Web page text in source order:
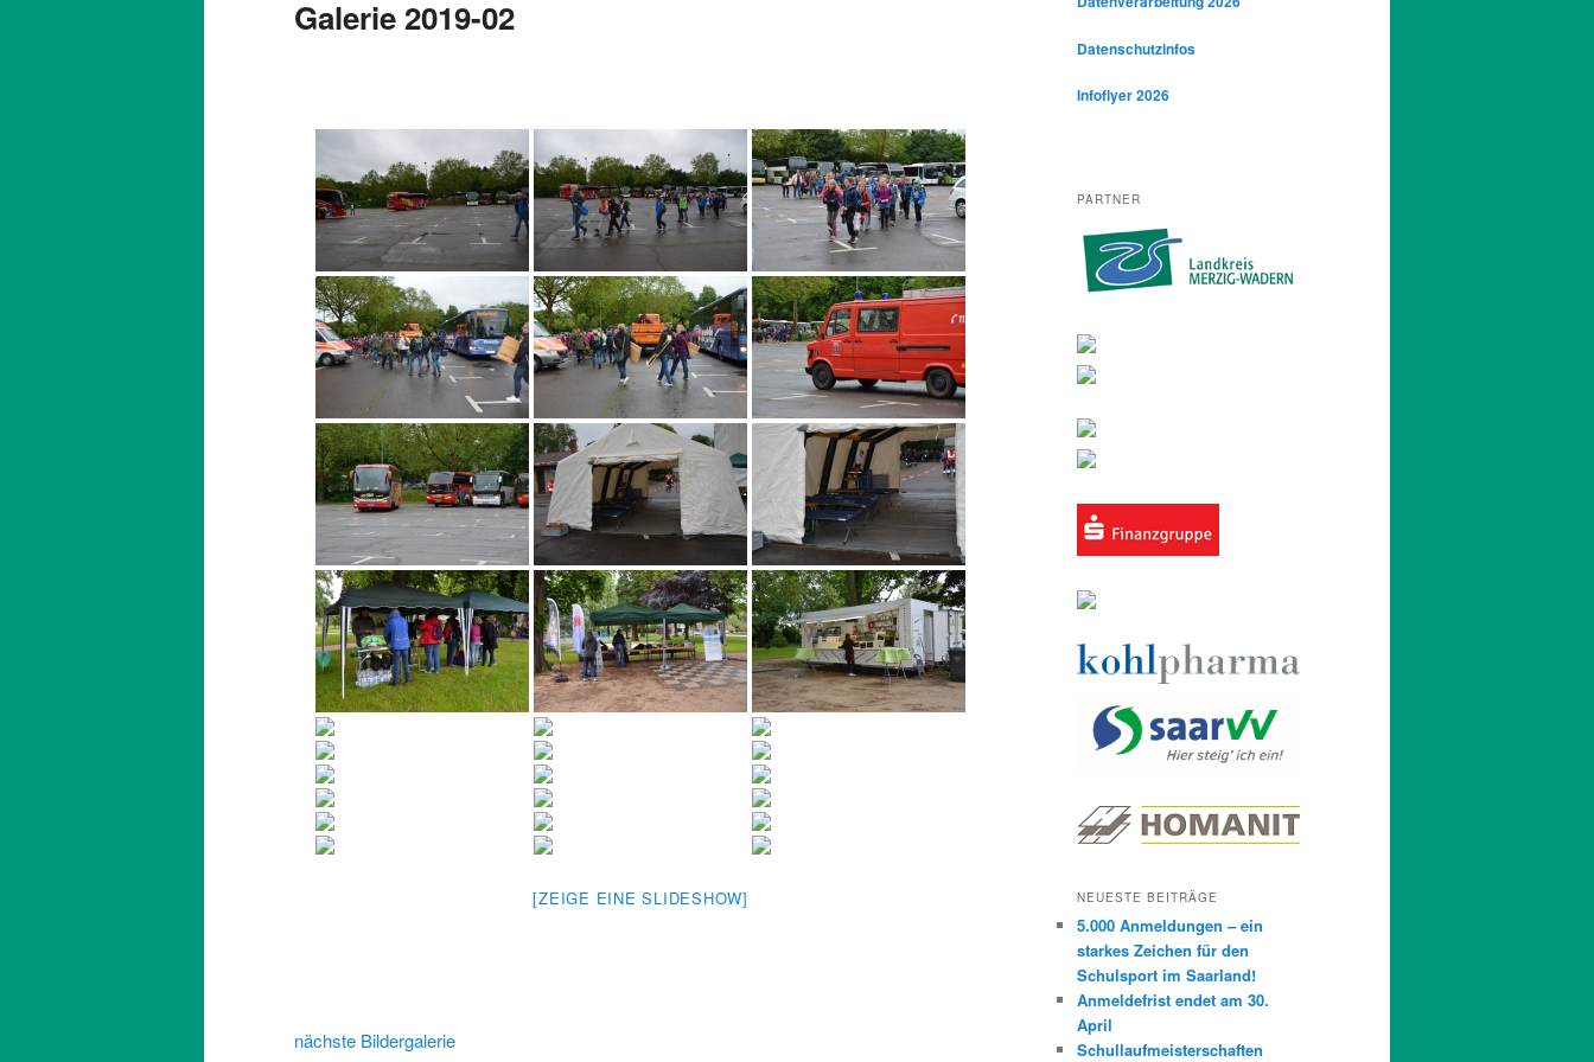
Galerie 2019-02
[ZEIGE EINE SLIDESHOW]
nächste Bildergalerie
Datenschutzinfos
Infoflyer 2026
PARTNER
NEUESTE BEITRÄGE
5.000 Anmeldungen – ein
starkes Zeichen für den
Schulsport im Saarland!
Anmeldefrist endet am 30.
April
Schullaufmeisterschaften